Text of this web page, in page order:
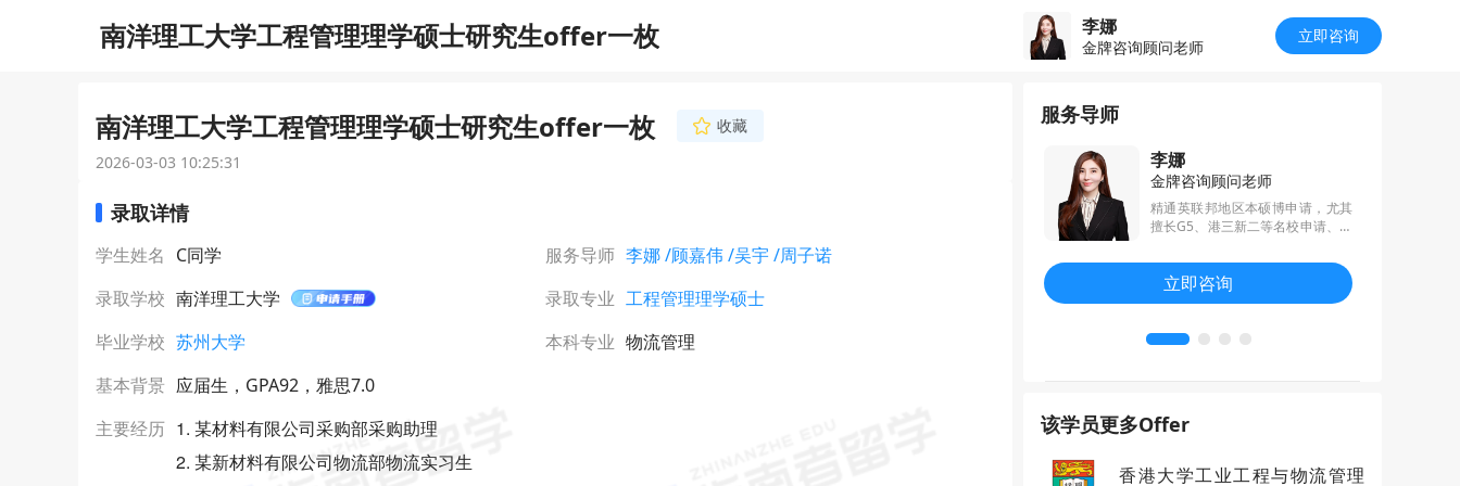
南洋理工大学工程管理理学硕士研究生offer一枚 李娜
金牌咨询顾问老师
立即咨询
南洋理工大学工程管理理学硕士研究生offer一枚
收藏
2026-03-03 10:25:31
录取详情
学生姓名 C同学 服务导师 李娜/顾嘉伟/吴宇/周子诺
录取学校 南洋理工大学 录取专业 工程管理理学硕士
毕业学校 苏州大学 本科专业 物流管理
基本背景 应届生，GPA92，雅思7.0
主要经历 1. 某材料有限公司采购部采购助理
2. 某新材料有限公司物流部物流实习生
服务导师
李娜
金牌咨询顾问老师
精通英联邦地区本硕博申请，尤其
擅长G5、港三新二等名校申请、精
画像，擅长咨询定校、背景提升、
课程分析、求职规划等一系列客户
的难点与痛点，擅长以终为始，以
择及制定规划方案，失败率接近为
立即咨询
该学员更多Offer
香港大学工业工程与物流管理